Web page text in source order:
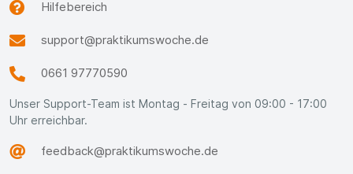
Hilfebereich
support@praktikumswoche.de
0661 97770590
Unser Support-Team ist Montag - Freitag von 09:00 - 17:00
Uhr erreichbar.
feedback@praktikumswoche.de